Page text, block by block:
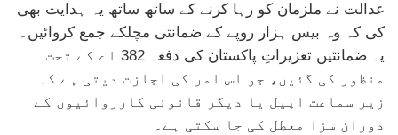
عدالت نے ملزمان کو رہا کرنے کے ساتھ ساتھ یہ ہدایت بھی
کی کہ وہ بیس ہزار روپے کے ضمانتی مچلکے جمع کروائیں۔
یہ ضمانتیں تعزیراتِ پاکستان کی دفعہ 382 اے کے تحت
منظور کی گئیں، جو اس امر کی اجازت دیتی ہے کہ
زیر سماعت اپیل یا دیگر قانونی کارروائیوں کے
دوران سزا معطل کی جا سکتی ہے۔